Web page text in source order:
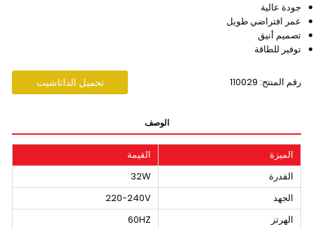
جودة عالية
عمر افتراضي طويل
تصميم أنيق
توفير للطاقة
رقم المنتج: 110029 تحميل الداتاشيت
الوصف
الميزة
القيمة
القدرة
32W
الجهد
220-240V
الهرتز
60HZ